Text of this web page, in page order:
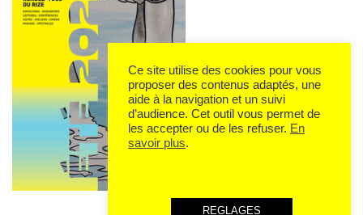
Ce site utilise des cookies pour vous
proposer des contenus adaptés, une
aide à la navigation et un suivi
d’audience. Cet outil vous permet de
les accepter ou de les refuser. En
savoir plus.
REGLAGES